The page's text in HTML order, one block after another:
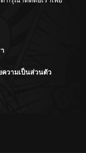
วามเป็นส่วนตัว